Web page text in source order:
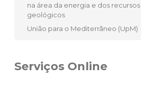
na área da energia e dos recursos
geológicos
União para o Mediterrâneo (UpM)
Serviços Online